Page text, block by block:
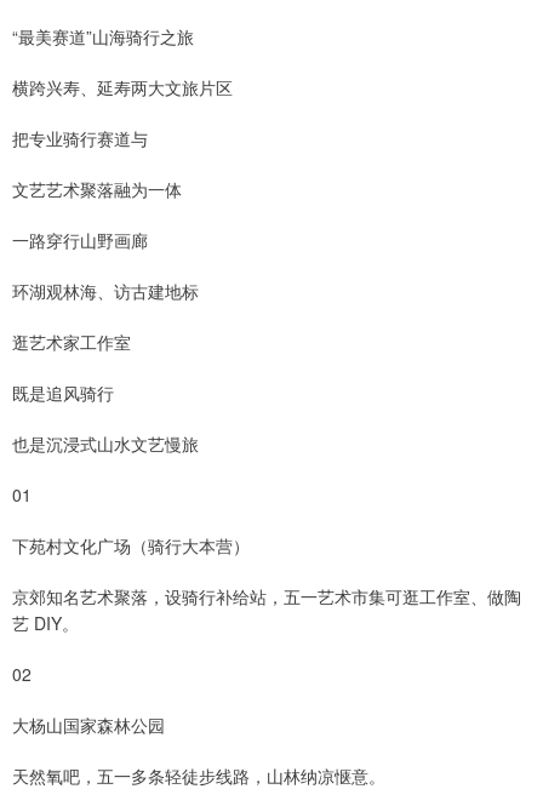
“最美赛道”山海骑行之旅
横跨兴寿、延寿两大文旅片区
把专业骑行赛道与
文艺艺术聚落融为一体
一路穿行山野画廊
环湖观林海、访古建地标
逛艺术家工作室
既是追风骑行
也是沉浸式山水文艺慢旅
01
下苑村文化广场（骑行大本营）
京郊知名艺术聚落，设骑行补给站，五一艺术市集可逛工作室、做陶
艺 DIY。
02
大杨山国家森林公园
天然氧吧，五一多条轻徒步线路，山林纳凉惬意。